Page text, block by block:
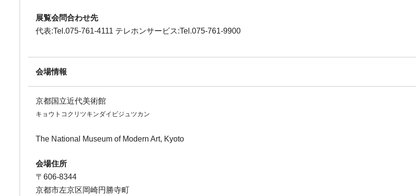
展覧会問合わせ先
代表:Tel.075-761-4111 テレホンサービス:Tel.075-761-9900
会場情報
京都国立近代美術館
キョウトコクリツキンダイビジュツカン
The National Museum of Modern Art, Kyoto
会場住所
〒606-8344
京都市左京区岡崎円勝寺町